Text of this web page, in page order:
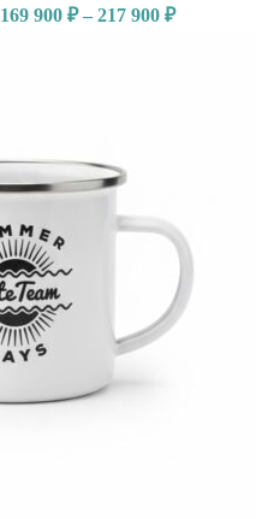
169 900 ₽ – 217 900 ₽